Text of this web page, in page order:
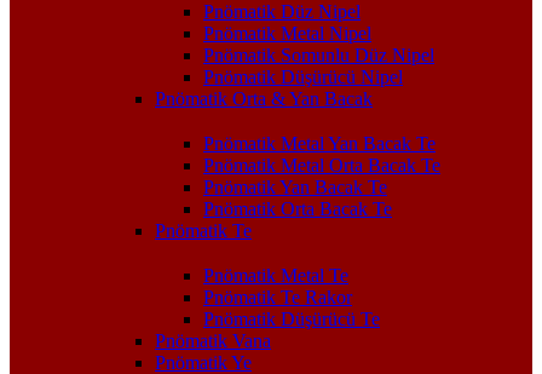
Pnömatik Düz Nipel
Pnömatik Metal Nipel
Pnömatik Somunlu Düz Nipel
Pnömatik Düşürücü Nipel
Pnömatik Orta & Yan Bacak
Pnömatik Metal Yan Bacak Te
Pnömatik Metal Orta Bacak Te
Pnömatik Yan Bacak Te
Pnömatik Orta Bacak Te
Pnömatik Te
Pnömatik Metal Te
Pnömatik Te Rakor
Pnömatik Düşürücü Te
Pnömatik Vana
Pnömatik Ye